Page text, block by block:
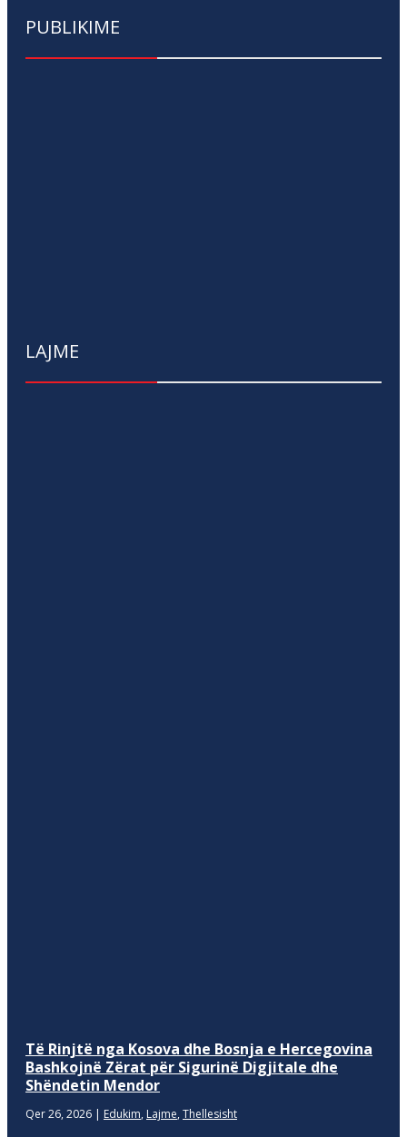
PUBLIKIME
LAJME
Të Rinjtë nga Kosova dhe Bosnja e Hercegovina
Bashkojnë Zërat për Sigurinë Digjitale dhe
Shëndetin Mendor
Qer 26, 2026 | Edukim, Lajme, Thellesisht